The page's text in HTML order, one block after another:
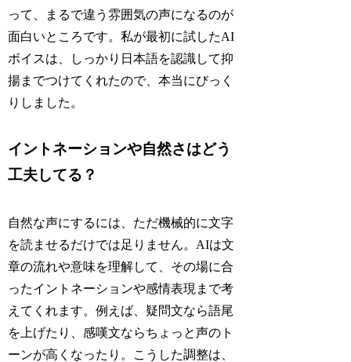
って、まるで違う雰囲気の声になるのが
面白いところです。私が最初に試したAI
ボイスは、しっかり日本語を認識して抑
揚までつけてくれたので、本当にびっく
りしました。
イントネーションや自然さはどう
工夫してる？
自然な声にするには、ただ機械的に文字
を読ませるだけでは足りません。AIは文
章の流れや意味を理解して、その場に合
ったイントネーションや感情表現まで考
えてくれます。例えば、疑問文なら語尾
を上げたり、感嘆文ならちょっと声のト
ーンが高くなったり。こうした調整は、